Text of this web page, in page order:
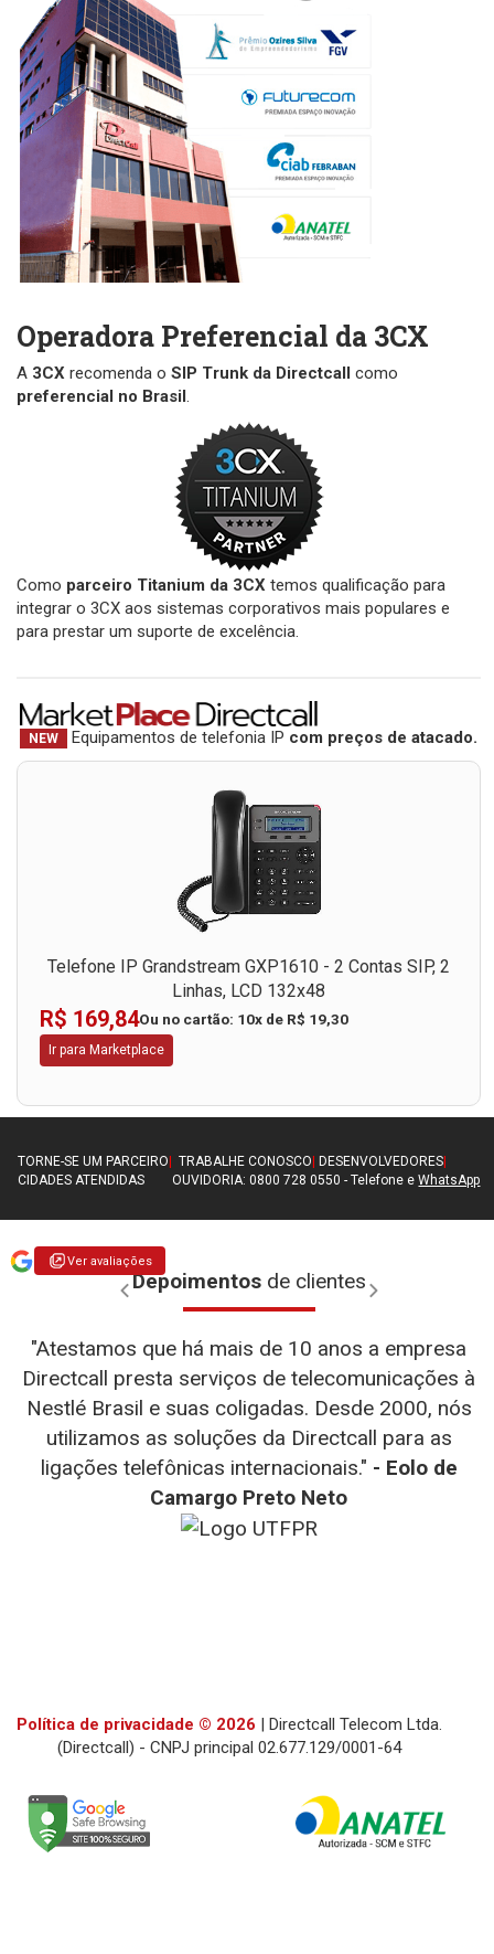
Operadora Preferencial da 3CX
A 3CX recomenda o SIP Trunk da Directcall como
preferencial no Brasil.
Como parceiro Titanium da 3CX temos qualificação para
integrar o 3CX aos sistemas corporativos mais populares e
para prestar um suporte de excelência.
NEW Equipamentos de telefonia IP com preços de atacado.
Telefone IP Grandstream GXP1610 - 2 Contas SIP, 2
Linhas, LCD 132x48
R$ 169,84Ou no cartão: 10x de R$ 19,30
Ir para Marketplace
TORNE-SE UM PARCEIRO TRABALHE CONOSCO DESENVOLVEDORES
CIDADES ATENDIDAS
OUVIDORIA: 0800 728 0550 - Telefone eWhatsApp
Depoimentosde clientes
- Julia Falcin
"Atestamos que há mais de 10 anos a empresa
Directcall presta serviços de telecomunicações à
Nestlé Brasil e suas coligadas. Desde 2000, nós
utilizamos as soluções da Directcall para as
ligações telefônicas internacionais." - Eolo de
Camargo Preto Neto
- Diego
Fernando Alves
- Henrique Fernandes Simão
-
Totvs
- Teresa
- D-link
- WEG
Ver avaliações
Política de privacidade © 2026 | Directcall Telecom Ltda.
(Directcall) - CNPJ principal 02.677.129/0001-64